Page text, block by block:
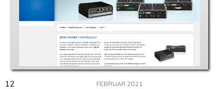
12 FEBRUAR 2021